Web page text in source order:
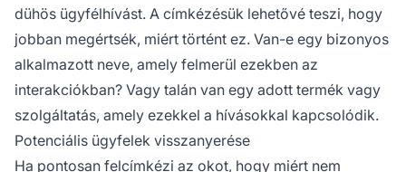
dühös ügyfélhívást. A címkézésük lehetővé teszi, hogy
jobban megértsék, miért történt ez. Van-e egy bizonyos
alkalmazott neve, amely felmerül ezekben az
interakciókban? Vagy talán van egy adott termék vagy
szolgáltatás, amely ezekkel a hívásokkal kapcsolódik.
Potenciális ügyfelek visszanyerése
Ha pontosan felcímkézi az okot, hogy miért nem